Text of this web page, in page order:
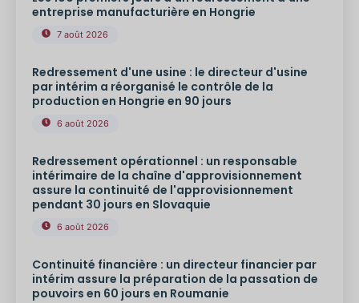
entreprise manufacturière en Hongrie
7 août 2026
Redressement d'une usine : le directeur d'usine
par intérim a réorganisé le contrôle de la
production en Hongrie en 90 jours
6 août 2026
Redressement opérationnel : un responsable
intérimaire de la chaîne d'approvisionnement
assure la continuité de l'approvisionnement
pendant 30 jours en Slovaquie
6 août 2026
Continuité financière : un directeur financier par
intérim assure la préparation de la passation de
pouvoirs en 60 jours en Roumanie